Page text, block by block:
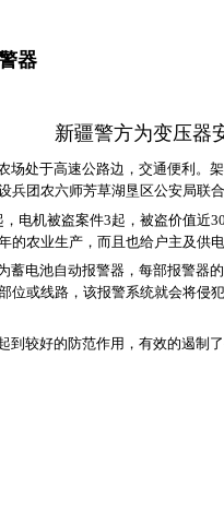
器
新疆警方为变压器
处于高速公路边，交通便利。
兵团农六师芳草湖垦区公安局
电机被盗案件3起，被盗价值近
农业生产，而且也给户主及供
电池自动报警器，每部报警器
位或线路，该报警系统就会将
到较好的防范作用，有效的遏制